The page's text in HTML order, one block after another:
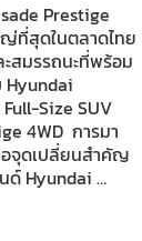
Prestige
ญ่ที่สุดในตลาดไทย
สมรรถนะที่พร้อม
Hyundai
Size SUV
4WD การมา
จุดเปลี่ยนสำคัญ
ด์ Hyundai …